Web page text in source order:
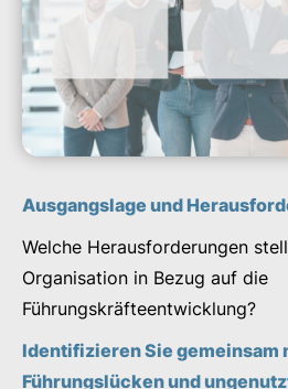
Ausgangslage und
Welche Herausforderungen
Organisation in Bezug auf die
Führungskräfteentwicklung?
Identifizieren Sie gemeinsam
Führungslücken und